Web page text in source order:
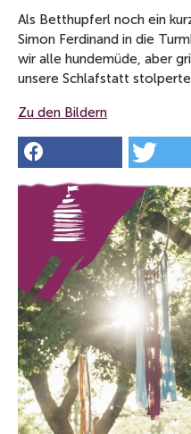
Als Betthupferl noch ein
Simon Ferdinand in die
wir alle hundemüde, aber
unsere Schlafstatt
Zu den Bildern